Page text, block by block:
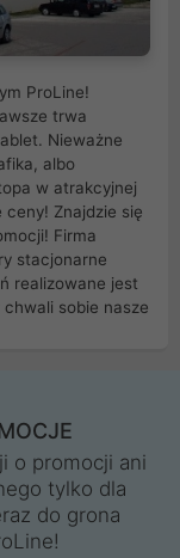
ProLine!
trwa
Nieważne
albo
w atrakcyjnej
Znajdzie się
Firma
stacjonarne
realizowane jest
sobie nasze
Kalisz, Bytom,
Działamy
siedzibę
Cała
o promocji ani
tylko dla
do grona